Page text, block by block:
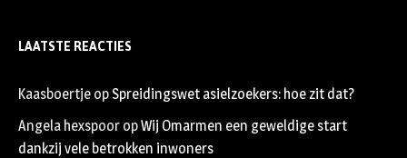
LAATSTE REACTIES
Kaasboertje op Spreidingswet asielzoekers: hoe zit dat?
Angela hexspoor opWij Omarmen een geweldige start
dankzij vele betrokken inwoners